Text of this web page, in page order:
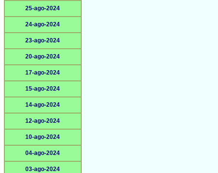
25-ago-2024
24-ago-2024
23-ago-2024
20-ago-2024
17-ago-2024
15-ago-2024
14-ago-2024
12-ago-2024
10-ago-2024
04-ago-2024
03-ago-2024